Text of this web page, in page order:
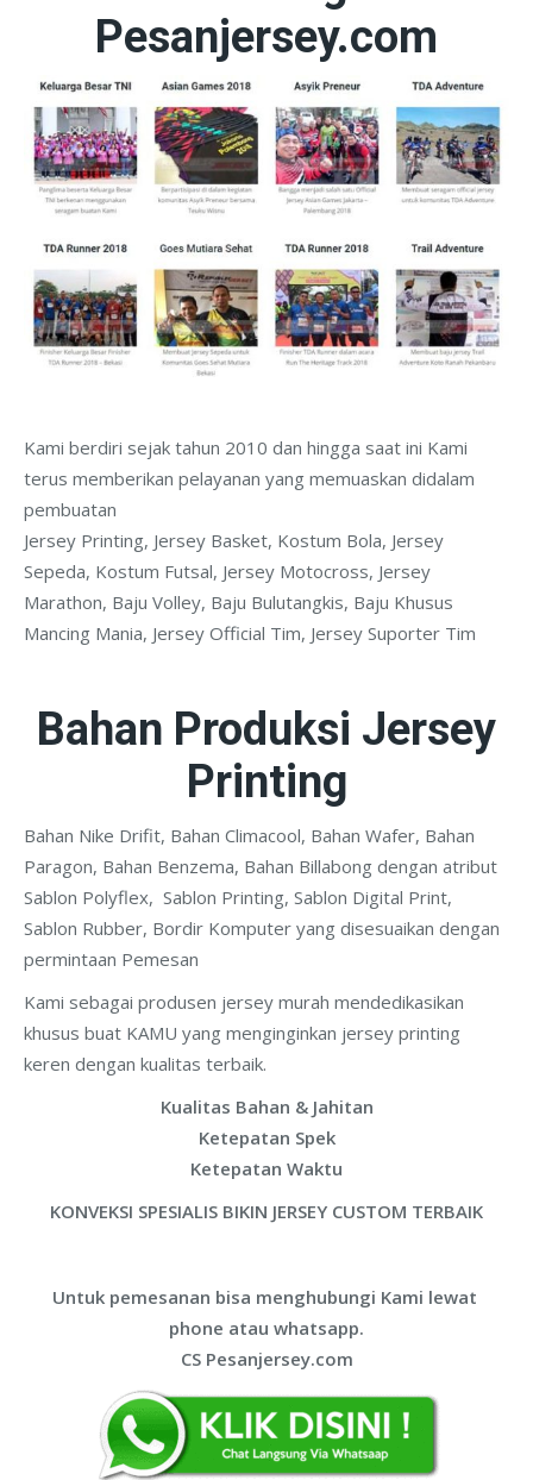
Pesanjersey.com
Kami berdiri sejak tahun 2010 dan hingga saat ini Kami
terus memberikan pelayanan yang memuaskan didalam
pembuatan
Jersey Printing, Jersey Basket, Kostum Bola, Jersey
Sepeda, Kostum Futsal, Jersey Motocross, Jersey
Marathon, Baju Volley, Baju Bulutangkis, Baju Khusus
Mancing Mania, Jersey Official Tim, Jersey Suporter Tim
Bahan Produksi Jersey
Printing
Bahan Nike Drifit, Bahan Climacool, Bahan Wafer, Bahan
Paragon, Bahan Benzema, Bahan Billabong dengan atribut
Sablon Polyflex, Sablon Printing, Sablon Digital Print,
Sablon Rubber, Bordir Komputer yang disesuaikan dengan
permintaan Pemesan
Kami sebagai produsen jersey murah mendedikasikan
khusus buat KAMU yang menginginkan jersey printing
keren dengan kualitas terbaik.
Kualitas Bahan & Jahitan
Ketepatan Spek
Ketepatan Waktu
KONVEKSI SPESIALIS BIKIN JERSEY CUSTOM TERBAIK
Untuk pemesanan bisa menghubungi Kami lewat
phone atau whatsapp.
CS Pesanjersey.com